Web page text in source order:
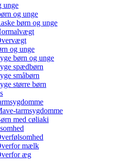
unge
og unge
børn og unge
og unge
børn og unge
spædbørn
småbørn
større børn
tarmsygdomme
med cøliaki
mælk
æg